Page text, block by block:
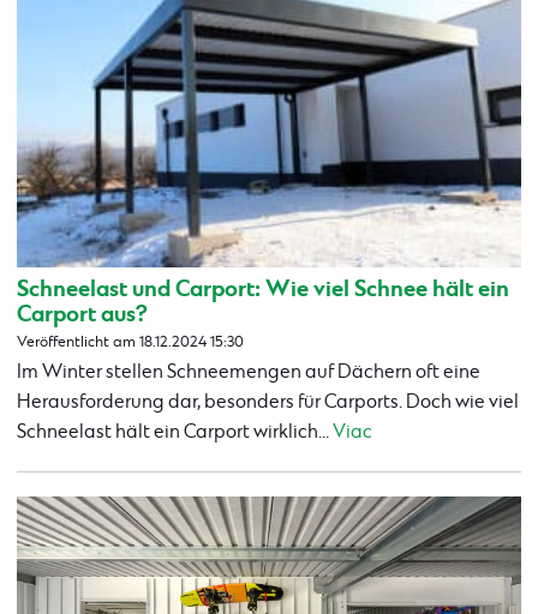
Schneelast und Carport: Wie viel Schnee hält ein
Carport aus?
Veröffentlicht am 18.12.2024 15:30
Im Winter stellen Schneemengen auf Dächern oft eine
Herausforderung dar, besonders für Carports. Doch wie viel
Schneelast hält ein Carport wirklich...Viac